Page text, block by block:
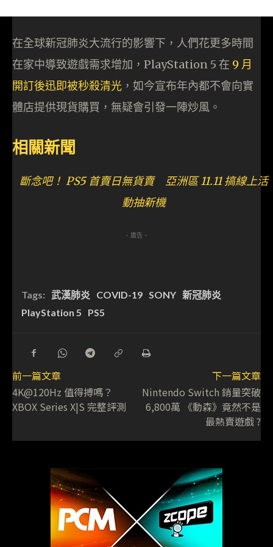
在全球新冠肺炎大流行的影響下，人們花更多時間
在家中導致遊戲需求增加，PlayStation 5 在 9 月
開訂後迅即被秒殺清光 ，如今宣布年內都不會向實
體店提供現貨購買，無疑會引發一陣炒風。
相關新聞
斷念吧！ PS5 首賣日無貨賣 亞洲區 11.11 搞線上活
動抽新機
- 廣告 -
Tags: 武漢肺炎 COVID-19 SONY 新冠肺炎
PlayStation 5
PS5
前一篇文章
4K@120Hz 值得搏嗎？
XBOX Series X|S 完整評測
下一篇文章
Nintendo Switch 銷量突破
6,800萬 《動森》竟然不是
最熱賣遊戲 ?